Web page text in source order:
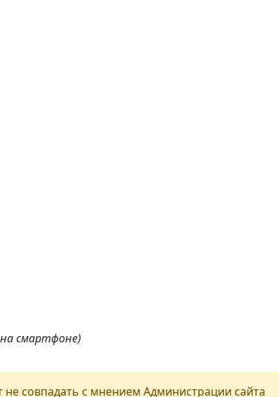
смартфоне)
совпадать с мнением Администрации сайта